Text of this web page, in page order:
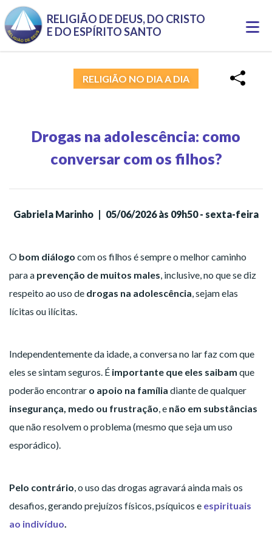
RELIGIÃO DE DEUS, DO CRISTO
E DO ESPÍRITO SANTO
RELIGIÃO NO DIA A DIA
Drogas na adolescência: como
conversar com os filhos?
Gabriela Marinho | 05/06/2026 às 09h50 - sexta-feira
O bom diálogo com os filhos é sempre o melhor caminho
para a prevenção de muitos males, inclusive, no que se diz
respeito ao uso de drogas na adolescência, sejam elas
lícitas ou ilícitas.
Independentemente da idade, a conversa no lar faz com que
eles se sintam seguros. É importante que eles saibam que
poderão encontrar o apoio na família diante de qualquer
insegurança, medo ou frustração, e não em substâncias
que não resolvem o problema (mesmo que seja um uso
esporádico).
Pelo contrário, o uso das drogas agravará ainda mais os
desafios, gerando prejuízos físicos, psíquicos e espirituais
ao indivíduo.